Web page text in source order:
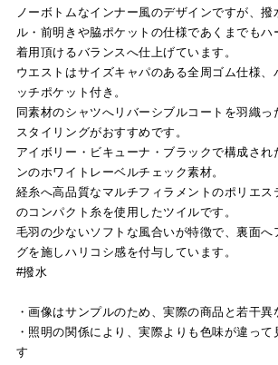
ノーボトムなインナー風のデザインですが、撥
ル・前明きや脇ポケットの仕様であくまでも
着用頂けるバランスへ仕上げています。
ウエストはサイズキャパのある全周ゴム仕様、
ッチポケット付き。
同素材のシャツへリバーシブルコートを羽織っ
スタイリングがおすすめです。
アイボリー・ビキューナ・ブラックで構成され
ンのホワイトレーベルチェック素材。
経糸へ高品質なマルチフィラメントのポリエス
のコンパクト糸を使用したツイルです。
毛羽の少ないソフトな風合いが特徴で、裏面へ
グを施しハリコシ感を付与しています。
#撥水
・画像はサンプルのため、実際の商品と若干
・照明の関係により、実際よりも色味が違って
す